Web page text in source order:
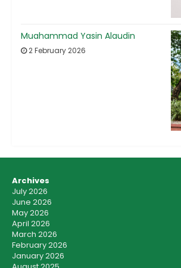
Muahammad Yasin Alaudin
2 February 2026
Archives
July 2026
June 2026
May 2026
April 2026
March 2026
February 2026
January 2026